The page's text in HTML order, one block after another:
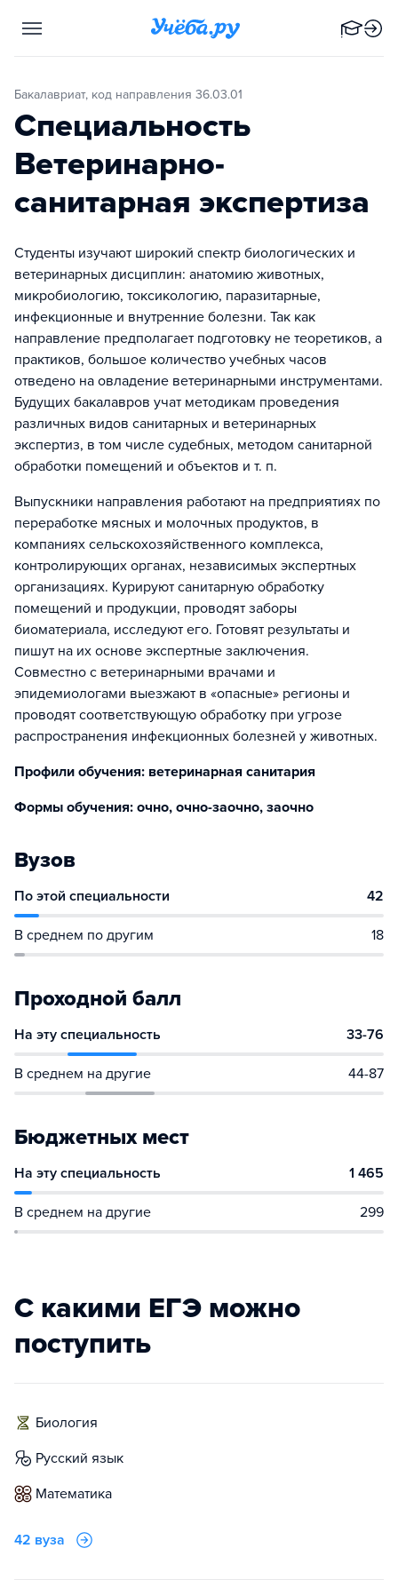
Бакалавриат, код направления 36.03.01
Специальность
Ветеринарно-
санитарная экспертиза
Студенты изучают широкий спектр биологических и
ветеринарных дисциплин: анатомию животных,
микробиологию, токсикологию, паразитарные,
инфекционные и внутренние болезни. Так как
направление предполагает подготовку не теоретиков, а
практиков, большое количество учебных часов
отведено на овладение ветеринарными инструментами.
Будущих бакалавров учат методикам проведения
различных видов санитарных и ветеринарных
экспертиз, в том числе судебных, методом санитарной
обработки помещений и объектов и т. п.
Выпускники направления работают на предприятиях по
переработке мясных и молочных продуктов, в
компаниях сельскохозяйственного комплекса,
контролирующих органах, независимых экспертных
организациях. Курируют санитарную обработку
помещений и продукции, проводят заборы
биоматериала, исследуют его. Готовят результаты и
пишут на их основе экспертные заключения.
Совместно с ветеринарными врачами и
эпидемиологами выезжают в «опасные» регионы и
проводят соответствующую обработку при угрозе
распространения инфекционных болезней у животных.
Профили обучения: ветеринарная санитария
Формы обучения: очно, очно-заочно, заочно
Вузов
По этой специальности 42
В среднем по другим 18
Проходной балл
На эту специальность 33-76
В среднем на другие 44-87
Бюджетных мест
На эту специальность 1 465
В среднем на другие 299
С какими ЕГЭ можно
поступить
биология
русский язык
математика
42 вуза